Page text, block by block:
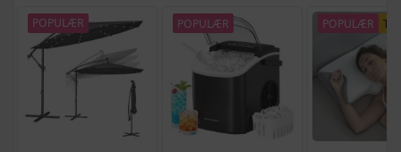
POPULÆR POPULÆR POPULÆR